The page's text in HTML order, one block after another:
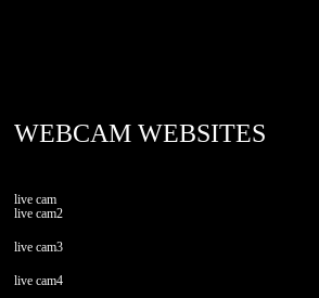
WEBCAM WEBSITES
live cam
live cam2
live cam3
live cam4